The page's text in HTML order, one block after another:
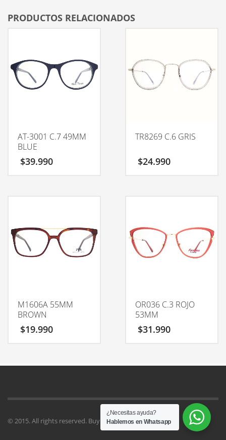
PRODUCTOS RELACIONADOS
AT-3001 C.7 49MM
BLUE
$39.990
TR8269 C.6 GRIS
$24.990
M1606A 55MM
BROWN
$19.990
OR036 C.3 ROJO
53MM
$31.990
© 2015. All rights reserved. Buy Kallyas Theme.
¿Necesitas ayuda?
Hablemos en Whatsapp